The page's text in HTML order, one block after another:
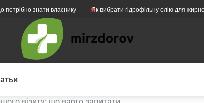
знати власнику Як вибрати гідрофільну олію для жирної шкіри